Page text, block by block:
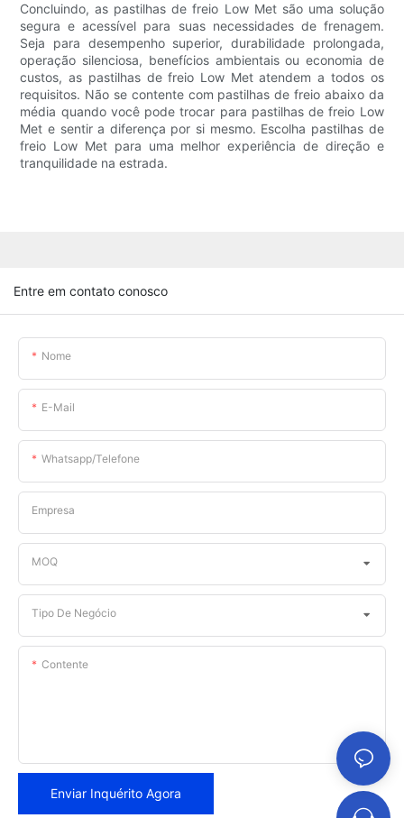
Concluindo, as pastilhas de freio Low Met são uma solução
segura e acessível para suas necessidades de frenagem.
Seja para desempenho superior, durabilidade prolongada,
operação silenciosa, benefícios ambientais ou economia de
custos, as pastilhas de freio Low Met atendem a todos os
requisitos. Não se contente com pastilhas de freio abaixo da
média quando você pode trocar para pastilhas de freio Low
Met e sentir a diferença por si mesmo. Escolha pastilhas de
freio Low Met para uma melhor experiência de direção e
tranquilidade na estrada.
Entre em contato conosco
Nome
E-Mail
Whatsapp/telefone
Empresa
MOQ
Tipo De Negócio
Contente
Enviar Inquérito Agora